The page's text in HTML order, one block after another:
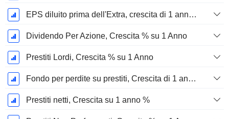
EPS diluito prima dell'Extra, crescita di 1 anno %
Dividendo Per Azione, Crescita % su 1 Anno
Prestiti Lordi, Crescita % su 1 Anno
Fondo per perdite su prestiti, Crescita di 1 anno in %
Prestiti netti, Crescita su 1 anno %